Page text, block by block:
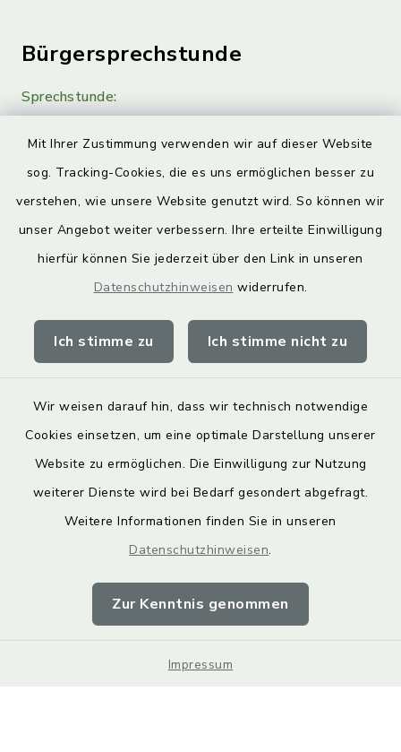
Mit Ihrer Zustimmung verwenden wir auf dieser Website
sog. Tracking-Cookies, die es uns ermöglichen besser zu
verstehen, wie unsere Website genutzt wird. So können wir
unser Angebot weiter verbessern. Ihre erteilte Einwilligung
hierfür können Sie jederzeit über den Link in unseren
Datenschutzhinweisen widerrufen.
Ich stimme zu Ich stimme nicht zu
Wir weisen darauf hin, dass wir technisch notwendige
Cookies einsetzen, um eine optimale Darstellung unserer
Website zu ermöglichen. Die Einwilligung zur Nutzung
weiterer Dienste wird bei Bedarf gesondert abgefragt.
Weitere Informationen finden Sie in unseren
Datenschutzhinweisen.
Zur Kenntnis genommen
Impressum
Bürgersprechstunde
Sprechstunde:
Quicklinks
Landkreis Lichtenfels
geoPortal Lichtenfels
Barrierefreiheit
Impressum
Sitemap